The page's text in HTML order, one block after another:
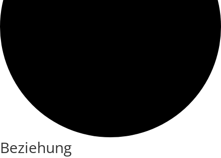
Beziehung